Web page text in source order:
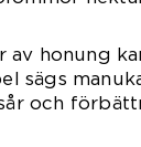
honung
sägs
och